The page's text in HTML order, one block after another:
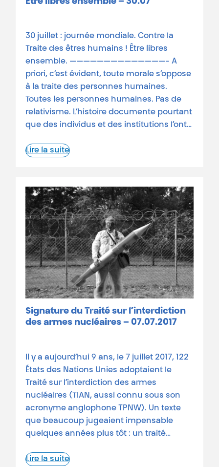
30 juillet : journée mondiale. Contre la
Traite des êtres humains ! Être libres
ensemble. ——————————————- A
priori, c’est évident, toute morale s’oppose
à la traite des personnes humaines.
Toutes les personnes humaines. Pas de
relativisme. L’histoire documente pourtant
que des individus et des institutions l’ont…
Lire la suite
Signature du Traité sur l’interdiction
des armes nucléaires – 07.07.2017
Il y a aujourd’hui 9 ans, le 7 juillet 2017, 122
États des Nations Unies adoptaient le
Traité sur l’interdiction des armes
nucléaires (TIAN, aussi connu sous son
acronyme anglophone TPNW). Un texte
que beaucoup jugeaient impensable
quelques années plus tôt : un traité…
Lire la suite